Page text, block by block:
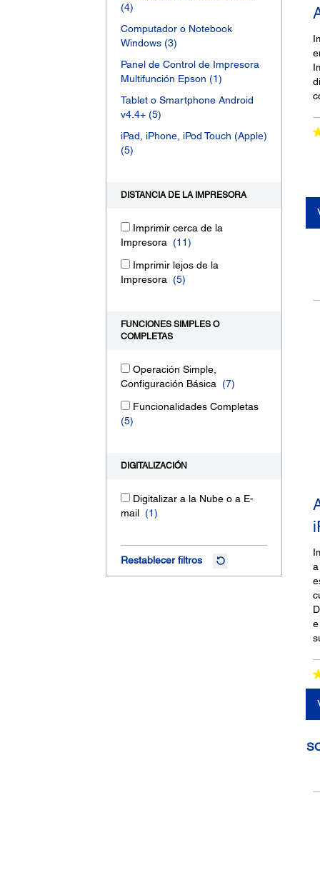
(4)
Computador o Notebook
Windows (3)
Panel de Control de Impresora
Multifunción Epson (1)
Tablet o Smartphone Android
v4.4+ (5)
iPad, iPhone, iPod Touch (Apple)
(5)
DISTANCIA DE LA IMPRESORA
Imprimir cerca de la
Impresora (11)
Imprimir lejos de la
Impresora (5)
FUNCIONES SIMPLES O
COMPLETAS
Operación Simple,
Configuración Básica (7)
Funcionalidades Completas
(5)
DIGITALIZACIÓN
Digitalizar a la Nube o a E-
mail (1)
Restablecer filtros